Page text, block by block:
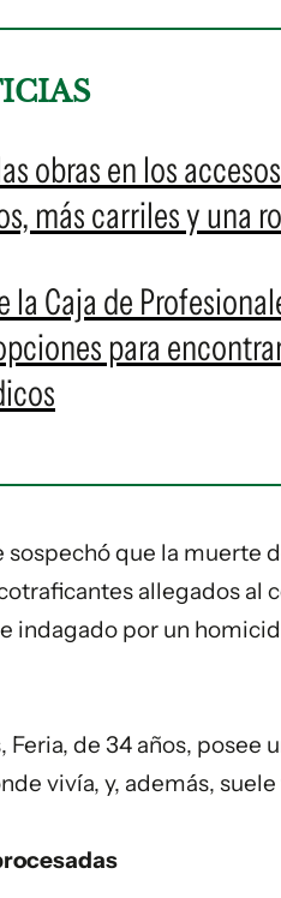
obras en los
más carriles y una
la Caja de
para
sospechó que la muerte
allegados al
indagado por un
Feria, de 34 años, posee
vivía, y, además,